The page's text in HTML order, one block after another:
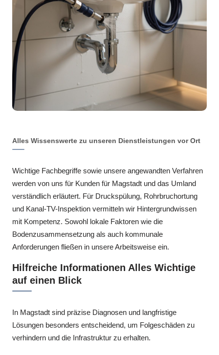
Alles Wissenswerte zu unseren Dienstleistungen vor Ort
Wichtige Fachbegriffe sowie unsere angewandten Verfahren
werden von uns für Kunden für Magstadt und das Umland
verständlich erläutert. Für Druckspülung, Rohrbruchortung
und Kanal-TV-Inspektion vermitteln wir Hintergrundwissen
mit Kompetenz. Sowohl lokale Faktoren wie die
Bodenzusammensetzung als auch kommunale
Anforderungen fließen in unsere Arbeitsweise ein.
Hilfreiche Informationen Alles Wichtige
auf einen Blick
In Magstadt sind präzise Diagnosen und langfristige
Lösungen besonders entscheidend, um Folgeschäden zu
verhindern und die Infrastruktur zu erhalten.